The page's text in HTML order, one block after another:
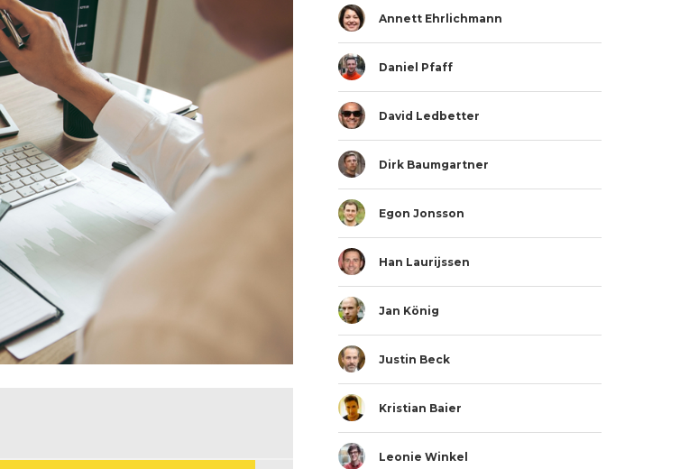
Annett Ehrlichmann
Daniel Pfaff
David Ledbetter
Dirk Baumgartner
Egon Jonsson
Han Laurijssen
Jan König
Justin Beck
Kristian Baier
Leonie Winkel